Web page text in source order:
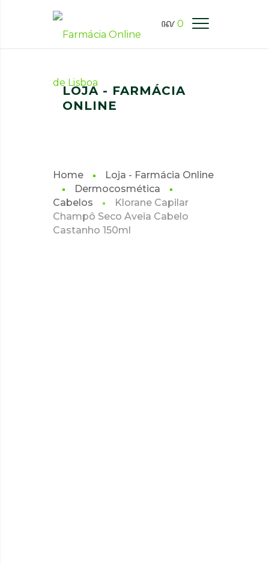
0
FARMÁCIA ONLINE LISBOA
LOJA - FARMÁCIA
ONLINE
Home
Loja - Farmácia Online
Dermocosmética
Cabelos
Klorane Capilar
Champô Seco Aveia Cabelo
Castanho 150ml